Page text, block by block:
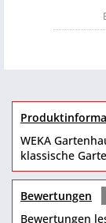
WEKA
klassische
Bewertungen
Bewertungen